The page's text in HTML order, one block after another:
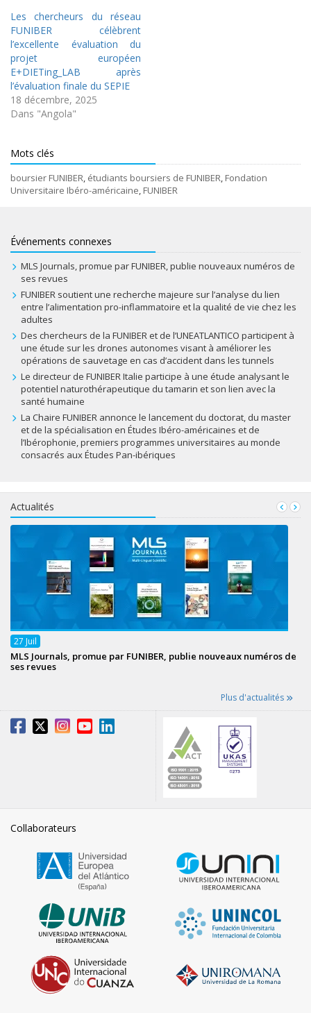
Les chercheurs du réseau
FUNIBER célèbrent
l’excellente évaluation du
projet européen
E+DIETing_LAB après
l’évaluation finale du SEPIE
18 décembre, 2025
Dans "Angola"
Mots clés
boursier FUNIBER, étudiants boursiers de FUNIBER, Fondation
Universitaire Ibéro-américaine, FUNIBER
Événements connexes
MLS Journals, promue par FUNIBER, publie nouveaux numéros de
ses revues
FUNIBER soutient une recherche majeure sur l’analyse du lien
entre l’alimentation pro-inflammatoire et la qualité de vie chez les
adultes
Des chercheurs de la FUNIBER et de l’UNEATLANTICO participent à
une étude sur les drones autonomes visant à améliorer les
opérations de sauvetage en cas d’accident dans les tunnels
Le directeur de FUNIBER Italie participe à une étude analysant le
potentiel naturothérapeutique du tamarin et son lien avec la
santé humaine
La Chaire FUNIBER annonce le lancement du doctorat, du master
et de la spécialisation en Études Ibéro-américaines et de
l’Ibérophonie, premiers programmes universitaires au monde
consacrés aux Études Pan-ibériques
Actualités
27 Juil
MLS Journals, promue par FUNIBER, publie nouveaux numéros de
ses revues
Plus d'actualités
Collaborateurs